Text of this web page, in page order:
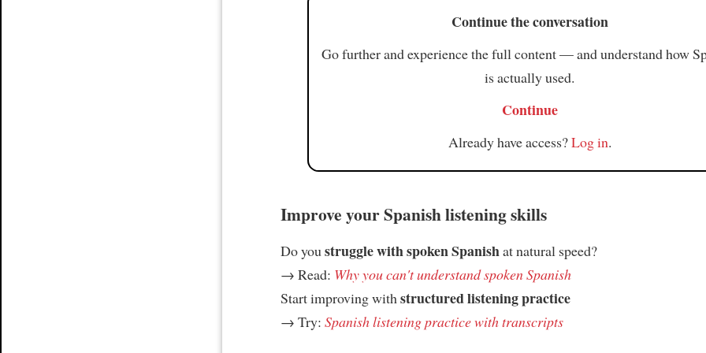
Continue the conversation
Go further and experience the full content — and understand how
is actually used.
Continue
Already have access?Log in.
Improve your Spanish listening skills
Do youstruggle with spoken Spanishat natural speed?
→ Read: Why you can't understand spoken Spanish
Start improving withstructured listening practice
→ Try: Spanish listening practice with transcripts